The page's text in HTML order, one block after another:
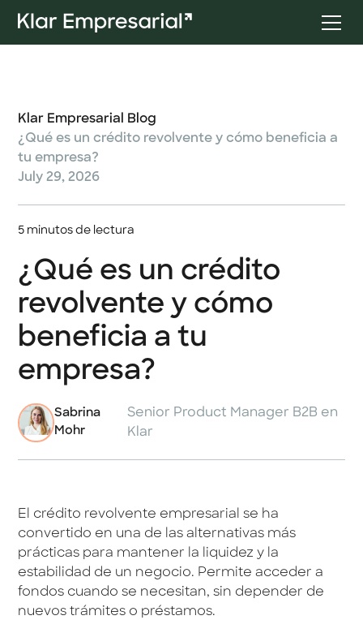
Klar Empresarial Blog
¿Qué es un crédito revolvente y cómo beneficia a
tu empresa?
July 29, 2026
5 minutos de lectura
¿Qué es un crédito
revolvente y cómo
beneficia a tu
empresa?
Sabrina
Mohr
Senior Product Manager B2B en
Klar
El crédito revolvente empresarial se ha
convertido en una de las alternativas más
prácticas para mantener la liquidez y la
estabilidad de un negocio. Permite acceder a
fondos cuando se necesitan, sin depender de
nuevos trámites o préstamos.